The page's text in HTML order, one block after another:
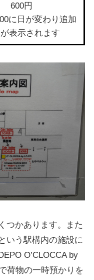
600円
に日が変わり追加
表示されます
つかあります。また
いう駅構内の施設に
O’CLOCCA by
荷物の一時預かりを